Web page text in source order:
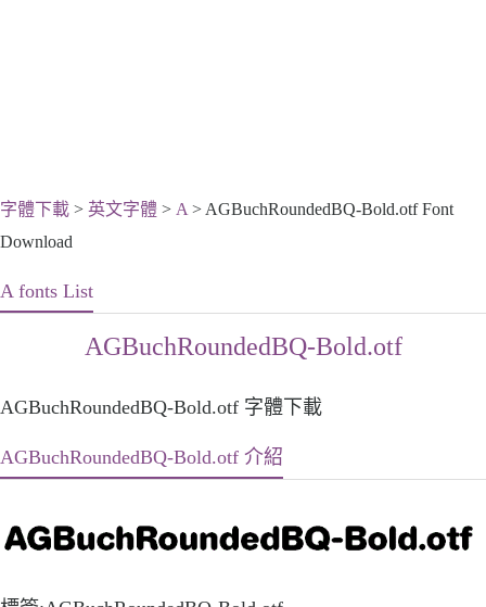
字體下載 > 英文字體 > A > AGBuchRoundedBQ-Bold.otf Font
Download
A fonts List
AGBuchRoundedBQ-Bold.otf
AGBuchRoundedBQ-Bold.otf 字體下載
AGBuchRoundedBQ-Bold.otf 介紹